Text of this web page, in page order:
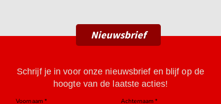
Nieuwsbrief